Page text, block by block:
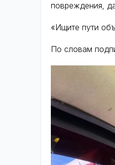
повреждения,
«Ищите пути
По словам